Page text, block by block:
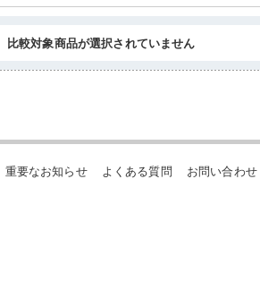
比較対象商品が選択されていません
重要なお知らせ よくある質問 お問い合わせ